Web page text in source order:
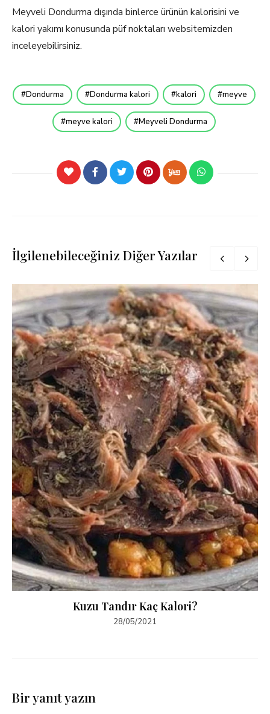
Meyveli Dondurma dışında binlerce ürünün kalorisini ve
kalori yakımı konusunda püf noktaları websitemizden
inceleyebilirsiniz.
Dondurma Dondurma kalori kalori meyve
meyve kalori Meyveli Dondurma
İlgilenebileceğiniz Diğer Yazılar
Kuzu Tandır Kaç Kalori?
28/05/2021
Bir yanıt yazın